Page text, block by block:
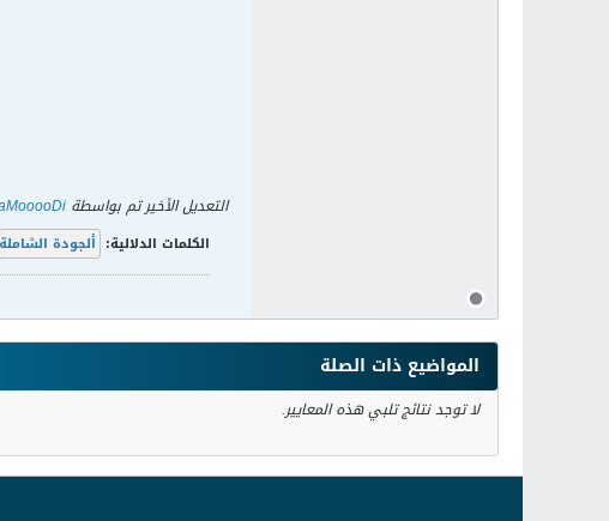
التعديل الأخير تم بواسطة
الكلمات الدلالية: ألجودة الشاملة
المواضيع ذات الصلة
لا توجد نتائج تلبي هذه المعايير.